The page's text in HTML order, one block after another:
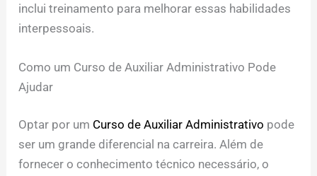
inclui treinamento para melhorar essas habilidades
interpessoais.
Como um Curso de Auxiliar Administrativo Pode
Ajudar
Optar por um Curso de Auxiliar Administrativo pode
ser um grande diferencial na carreira. Além de
fornecer o conhecimento técnico necessário, o